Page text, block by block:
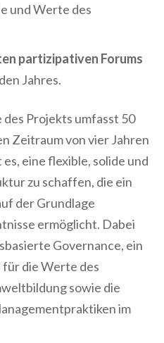
und Werte des
partizipativen Forums
Jahres.
Projekts umfasst 50
Zeitraum von vier Jahren
eine flexible, solide und
zu schaffen, die ein
der Grundlage
ermöglicht. Dabei
Governance, ein
die Werte des
sowie die
im